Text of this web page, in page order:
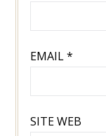
EMAIL*
SITE WEB